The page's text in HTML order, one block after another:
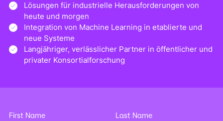
Lösungen für industrielle Herausforderungen von
heute und morgen
Integration von Machine Learning in etablierte und
neue Systeme
Langjähriger, verlässlicher Partner in öffentlicher und
privater Konsortialforschung
First Name Last Name